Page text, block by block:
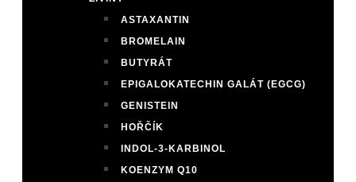
ASTAXANTIN
BROMELAIN
BUTYRÁT
EPIGALOKATECHIN GALÁT (EGCG)
GENISTEIN
HOŘČÍK
INDOL-3-KARBINOL
KOENZYM Q10